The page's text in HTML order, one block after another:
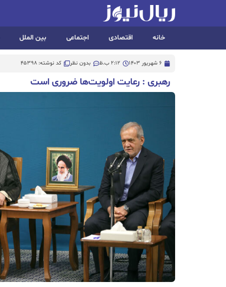
خانه اقتصادی اجتماعی بین الملل
6 شهریور 1403 2:12 ب.ظ بدون نظر کد نوشته: 45398
رهبری : رعایت اولویت‌ها ضروری است